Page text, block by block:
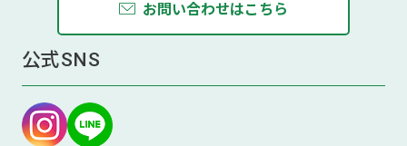
お問い合わせはこちら
公式SNS